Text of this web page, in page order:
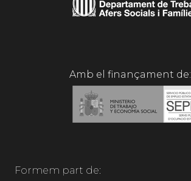
Amb el finançament de:
Formem part de: